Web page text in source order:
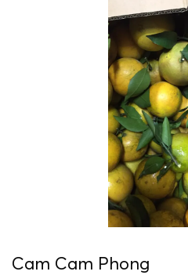
Cam Cam Phong